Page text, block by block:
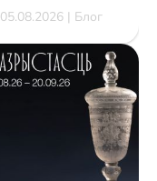
05.08.2026 | Блог